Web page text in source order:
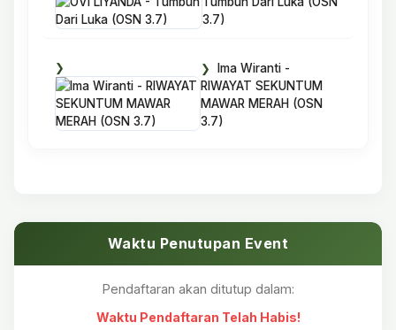
3.7)
Ima Wiranti -
RIWAYAT SEKUNTUM
MAWAR MERAH (OSN
3.7)
Waktu Penutupan Event
Pendaftaran akan ditutup dalam:
Waktu Pendaftaran Telah Habis!